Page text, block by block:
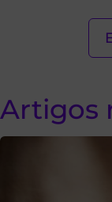
Artigos